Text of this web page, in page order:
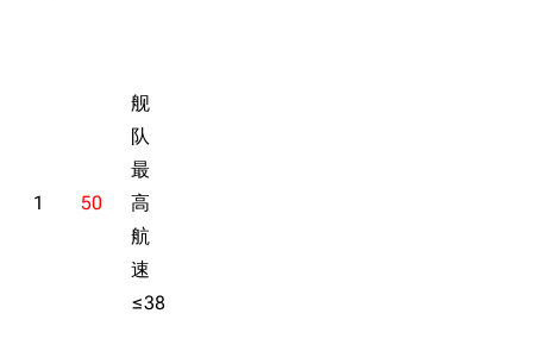
1 50
舰
队
最
高
航
速
≤38